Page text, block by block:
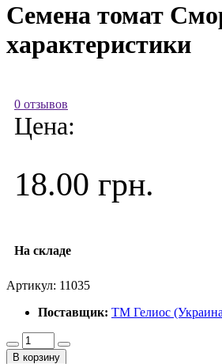
Семена томат
характеристики
0 отзывов
Цена:
18.00 грн.
На складе
Артикул: 11035
Поставщик: ТМ Гелиос
В корзину